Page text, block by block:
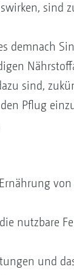
sind
demnach
sind,
Pflug
nutzbare
und